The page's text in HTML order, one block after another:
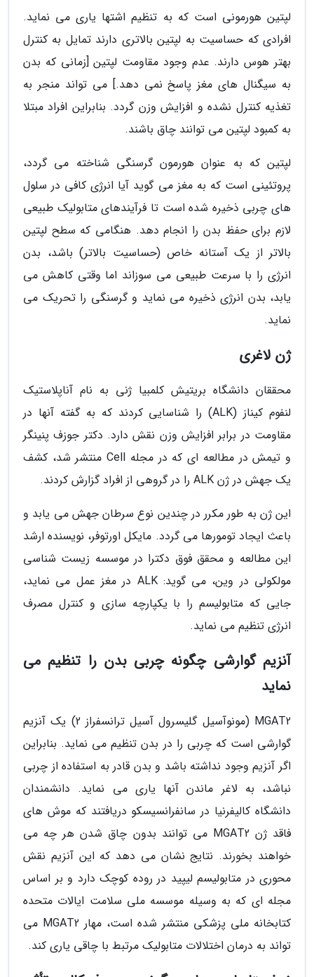
لپتین هورمونی است که به تنظیم اشتها یاری می نماید.
افرادی که حساسیت به لپتین بالاتری دارند تمایل به کنترل
بهتر هوس دارند. عدم وجود مقاومت لپتین [زمانی که بدن
به سیگنال های مغز پاسخ نمی دهد.] می تواند منجر به
تغذیه کنترل نشده و افزایش وزن گردد. بنابراین افراد مبتلا
به کمبود لپتین می توانند چاق باشند.
لپتین که به عنوان هورمون گرسنگی شناخته می گردد،
پروتئینی است که به مغز می گوید آیا انرژی کافی در سلول
های چربی ذخیره شده است تا فرآیندهای متابولیک طبیعی
لازم برای حفظ بدن را انجام دهد. هنگامی که سطح لپتین
بالاتر از یک آستانه خاص (حساسیت بالاتر) باشد، بدن
انرژی را با سرعت طبیعی می سوزاند اما وقتی کاهش می
یابد، بدن انرژی ذخیره می نماید و گرسنگی را تحریک می
نماید.
ژن لاغری
محققان دانشگاه بریتیش کلمبیا ژنی به نام آناپلاستیک
لنفوم کیناز (ALK) را شناسایی کردند که به گفته آنها در
مقاومت در برابر افزایش وزن نقش دارد. دکتر جوزف پنینگر
و تیمش در مطالعه ای که در مجله Cell منتشر شد، کشف
یک جهش در ژن ALK را در گروهی از افراد گزارش کردند.
این ژن به طور مکرر در چندین نوع سرطان جهش می یابد و
باعث ایجاد تومورها می گردد. مایکل اورتوفر، نویسنده ارشد
این مطالعه و محقق فوق دکترا در موسسه زیست شناسی
مولکولی در وین، می گوید: ALK در مغز عمل می نماید،
جایی که متابولیسم را با یکپارچه سازی و کنترل مصرف
انرژی تنظیم می نماید.
آنزیم گوارشی چگونه چربی بدن را تنظیم می
نماید
MGAT2 (مونوآسیل گلیسرول آسیل ترانسفراز 2) یک آنزیم
گوارشی است که چربی را در بدن تنظیم می نماید. بنابراین
اگر آنزیم وجود نداشته باشد و بدن قادر به استفاده از چربی
نباشد، به لاغر ماندن آنها یاری می نماید. دانشمندان
دانشگاه کالیفرنیا در سانفرانسیسکو دریافتند که موش های
فاقد ژن MGAT2 می توانند بدون چاق شدن هر چه می
خواهند بخورند. نتایج نشان می دهد که این آنزیم نقش
محوری در متابولیسم لیپید در روده کوچک دارد و بر اساس
مجله ای که به وسیله موسسه ملی سلامت ایالات متحده
کتابخانه ملی پزشکی منتشر شده است، مهار MGAT2 می
تواند به درمان اختلالات متابولیک مرتبط با چاقی یاری کند.